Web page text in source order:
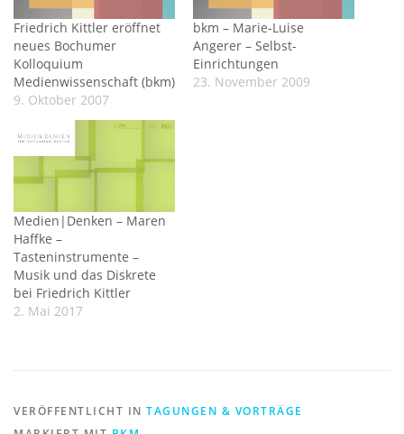
Friedrich Kittler eröffnet
neues Bochumer
Kolloquium
Medienwissenschaft (bkm)
9. Oktober 2007
bkm – Marie-Luise
Angerer – Selbst-
Einrichtungen
23. November 2009
Medien|Denken – Maren
Haffke –
Tasteninstrumente –
Musik und das Diskrete
bei Friedrich Kittler
2. Mai 2017
VERÖFFENTLICHT IN TAGUNGEN & VORTRÄGE